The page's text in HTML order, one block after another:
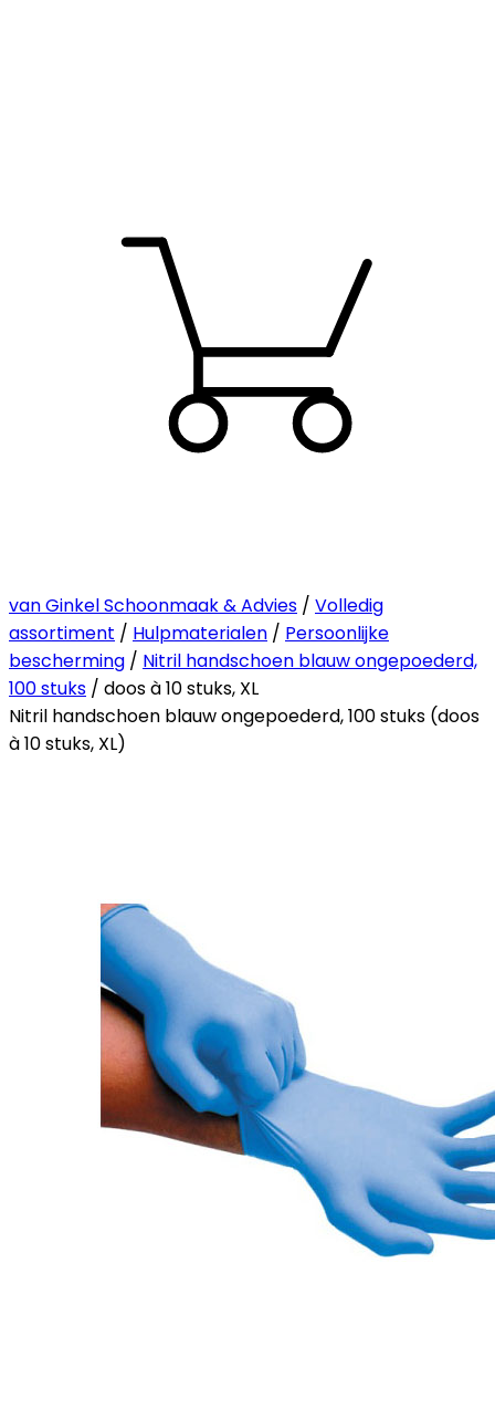
van Ginkel Schoonmaak & Advies / Volledig
assortiment / Hulpmaterialen / Persoonlijke
bescherming / Nitril handschoen blauw ongepoederd,
100 stuks / doos à 10 stuks, XL
Nitril handschoen blauw ongepoederd, 100 stuks (doos
à 10 stuks, XL)